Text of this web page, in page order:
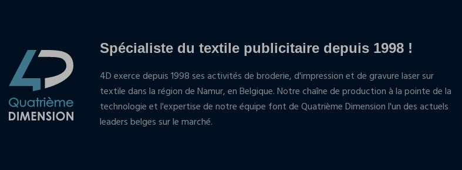
Spécialiste du textile publicitaire depuis 1998 !
4D exerce depuis 1998 ses activités de broderie, d'impression et de gravure laser sur
textile dans la région de Namur, en Belgique. Notre chaîne de production à la pointe de la
technologie et l'expertise de notre équipe font de Quatrième Dimension l'un des actuels
leaders belges sur le marché.